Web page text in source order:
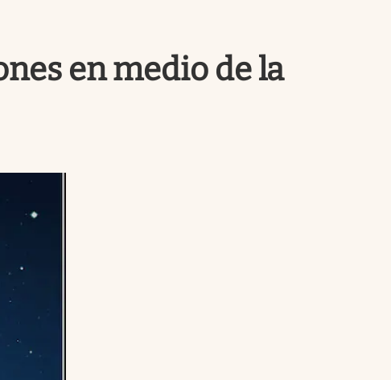
en medio de la